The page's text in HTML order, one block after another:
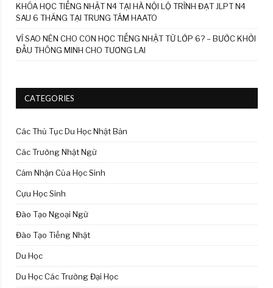
KHÓA HỌC TIẾNG NHẬT N4 TẠI HÀ NỘI LỘ TRÌNH ĐẠT JLPT N4
SAU 6 THÁNG TẠI TRUNG TÂM HAATO
VÌ SAO NÊN CHO CON HỌC TIẾNG NHẬT TỪ LỚP 6? – BƯỚC KHỞI
ĐẦU THÔNG MINH CHO TƯƠNG LAI
CATEGORIES
Các Thủ Tục Du Học Nhật Bản
Các Trường Nhật Ngữ
Cảm Nhận Của Học Sinh
Cựu Học Sinh
Đào Tạo Ngoại Ngữ
Đào Tạo Tiếng Nhật
Du Học
Du Học Các Trường Đại Học